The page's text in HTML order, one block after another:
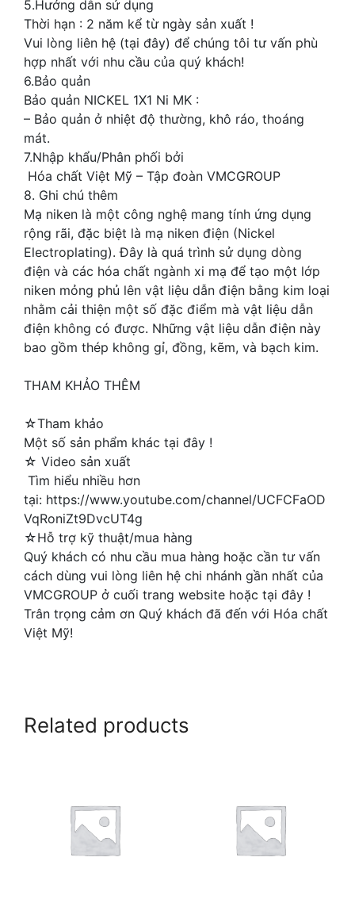
5.Hướng dẫn sử dụng
Thời hạn : 2 năm kể từ ngày sản xuất !
Vui lòng liên hệ (tại đây) để chúng tôi tư vấn phù
hợp nhất với nhu cầu của quý khách!
6.Bảo quản
Bảo quản NICKEL 1X1 Ni MK :
– Bảo quản ở nhiệt độ thường, khô ráo, thoáng
mát.
7.Nhập khẩu/Phân phối bởi
Hóa chất Việt Mỹ – Tập đoàn VMCGROUP
8. Ghi chú thêm
Mạ niken là một công nghệ mang tính ứng dụng
rộng rãi, đặc biệt là mạ niken điện (Nickel
Electroplating). Đây là quá trình sử dụng dòng
điện và các hóa chất ngành xi mạ để tạo một lớp
niken mỏng phủ lên vật liệu dẫn điện bằng kim loại
nhằm cải thiện một số đặc điểm mà vật liệu dẫn
điện không có được. Những vật liệu dẫn điện này
bao gồm thép không gỉ, đồng, kẽm, và bạch kim.
THAM KHẢO THÊM
☆Tham khảo
Một số sản phẩm khác tại đây !
☆ Video sản xuất
Tìm hiểu nhiều hơn
tại: https://www.youtube.com/channel/UCFCFaOD
VqRoniZt9DvcUT4g
☆Hỗ trợ kỹ thuật/mua hàng
Quý khách có nhu cầu mua hàng hoặc cần tư vấn
cách dùng vui lòng liên hệ chi nhánh gần nhất của
VMCGROUP ở cuối trang website hoặc tại đây !
Trân trọng cảm ơn Quý khách đã đến với Hóa chất
Việt Mỹ!
Related products